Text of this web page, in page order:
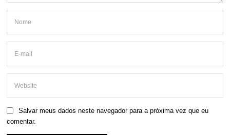
Salvar meus dados neste navegador para a próxima vez que eu
comentar.